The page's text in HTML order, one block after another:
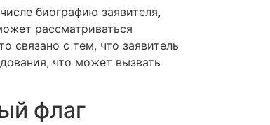
биографию заявителя,
рассматриваться
связано с тем, что заявитель
что может вызвать
флаг